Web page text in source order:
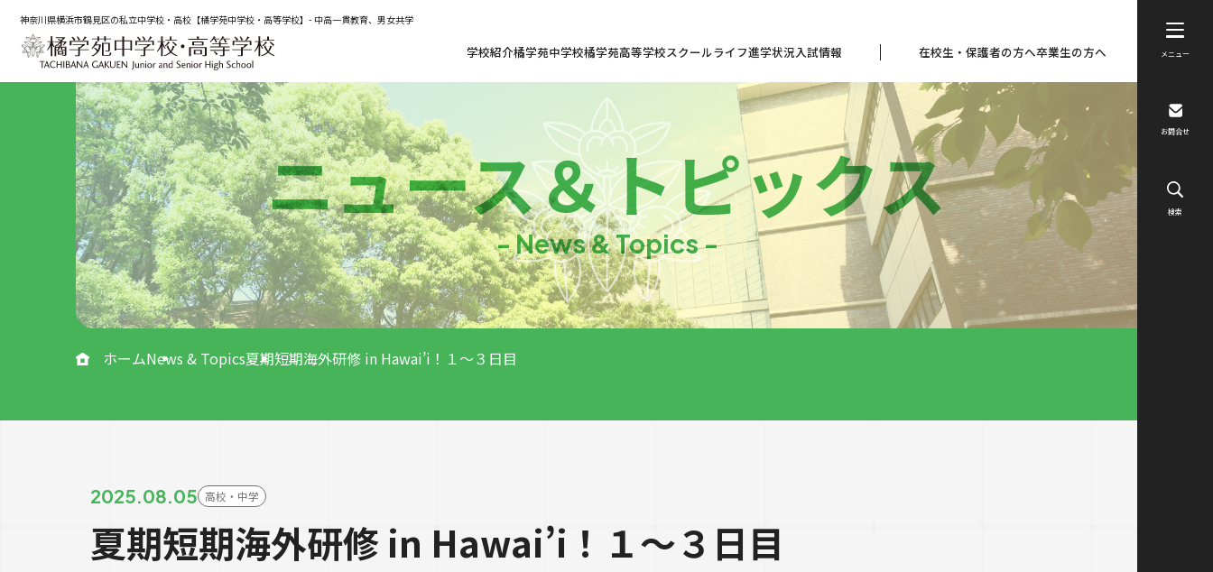
神奈川県横浜市鶴見区の私立中学校・高校【橘学苑中学校・高等学校】- 中高一貫教育、男女共学
学校紹介橘学苑中学校橘学苑高等学校スクールライフ進学状況入試情報 在校生・保護者の方へ卒業生の方へ メニュー
お問合せ
検索
ニュース＆トピックス
- News & Topics -
ホームNews & Topics夏期短期海外研修 in Hawai’i！１～３日目
2025.08.05 高校・中学
夏期短期海外研修 in Hawai’i！１～３日目